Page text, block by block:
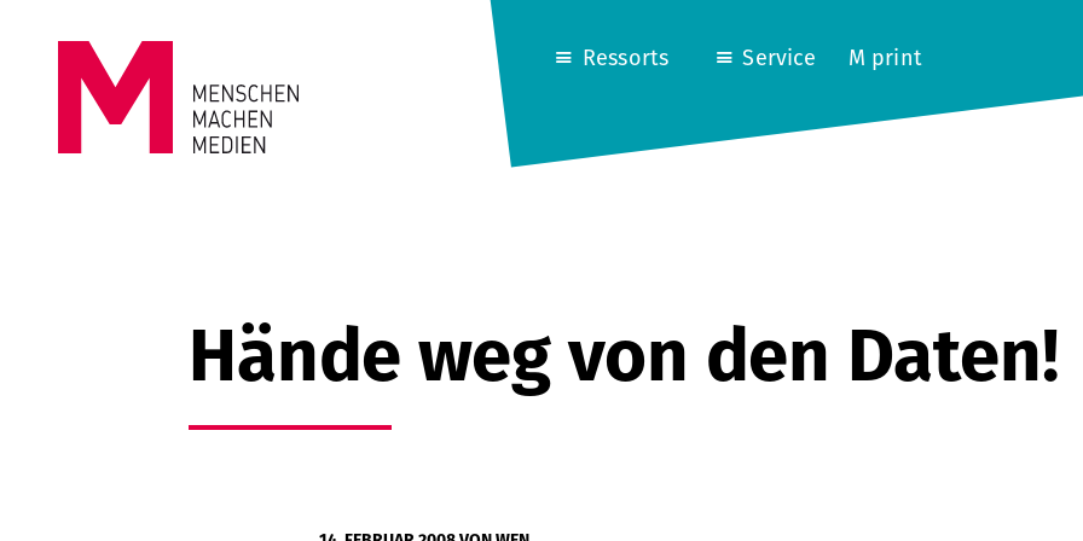
MEDIEN
Ressorts Service M print
Hände weg von den Daten!